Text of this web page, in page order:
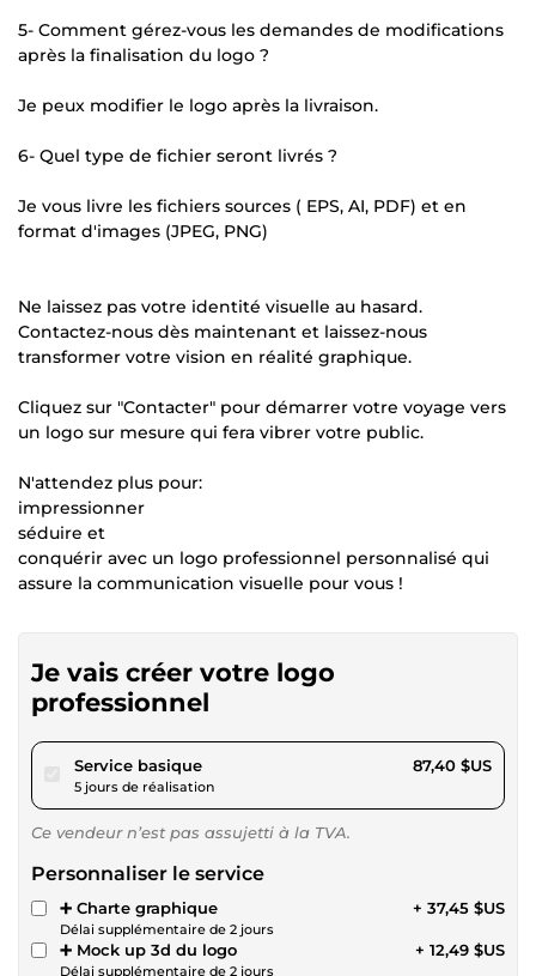
5- Comment gérez-vous les demandes de modifications
après la finalisation du logo ?
Je peux modifier le logo après la livraison.
6- Quel type de fichier seront livrés ?
Je vous livre les fichiers sources ( EPS, AI, PDF) et en
format d'images (JPEG, PNG)
Ne laissez pas votre identité visuelle au hasard.
Contactez-nous dès maintenant et laissez-nous
transformer votre vision en réalité graphique.
Cliquez sur "Contacter" pour démarrer votre voyage vers
un logo sur mesure qui fera vibrer votre public.
N'attendez plus pour:
impressionner
séduire et
conquérir avec un logo professionnel personnalisé qui
assure la communication visuelle pour vous !
Je vais créer votre logo
professionnel
Service basiquepour 80,55 $US
5 jours de réalisation
87,40 $US
Ce vendeur n’est pas assujetti à la TVA.
Personnaliser le service
➕ Charte graphique
Délai supplémentaire de 2 jours
+ 37,45 $US
➕ Mock up 3d du logo
Délai supplémentaire de 2 jours
+ 12,49 $US